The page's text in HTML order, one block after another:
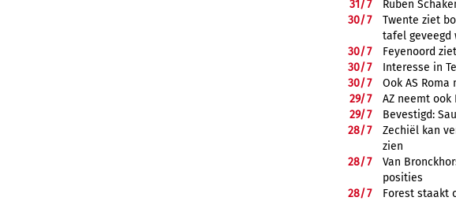
31/7
Ruben
30/7
Twente ziet
tafel geveegd
30/7
Feyenoord
30/7
Interesse in
30/7
Ook AS Roma
29/7
AZ neemt ook
29/7
Bevestigd:
28/7
Zechiël kan
zien
28/7
Van
posities
28/7
Forest staakt